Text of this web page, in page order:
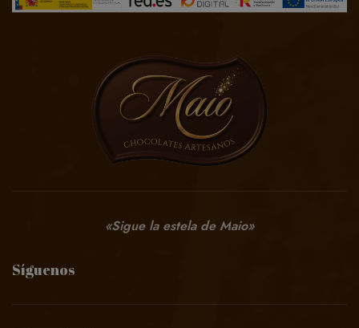
«Sigue la estela de Maio»
Síguenos